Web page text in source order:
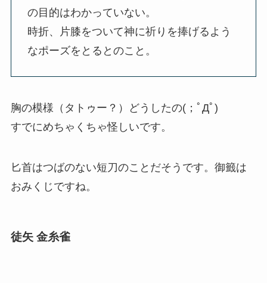
の目的はわかっていない。
時折、片膝をついて神に祈りを捧げるよう
なポーズをとるとのこと。
胸の模様（タトゥー？）どうしたの(；ﾟДﾟ)
すでにめちゃくちゃ怪しいです。
匕首はつばのない短刀のことだそうです。御籤は
おみくじですね。
徒矢 金糸雀